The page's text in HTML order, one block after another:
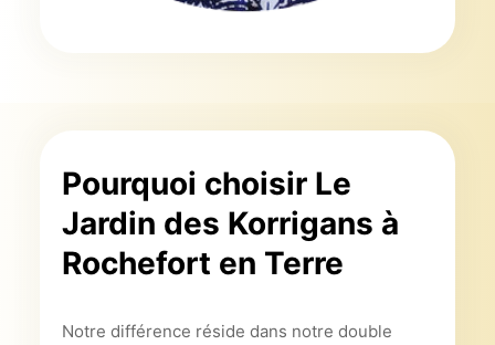
Pourquoi choisir Le
Jardin des Korrigans à
Rochefort en Terre
Notre différence réside dans notre double